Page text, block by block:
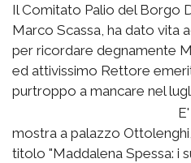
Il Comitato Palio del Borgo
Marco Scassa, ha dato vita
per ricordare degnamente
ed attivissimo Rettore
purtroppo a mancare nel
mostra a palazzo
titolo "Maddalena Spessa: i